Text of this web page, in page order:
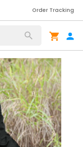
Order Tracking